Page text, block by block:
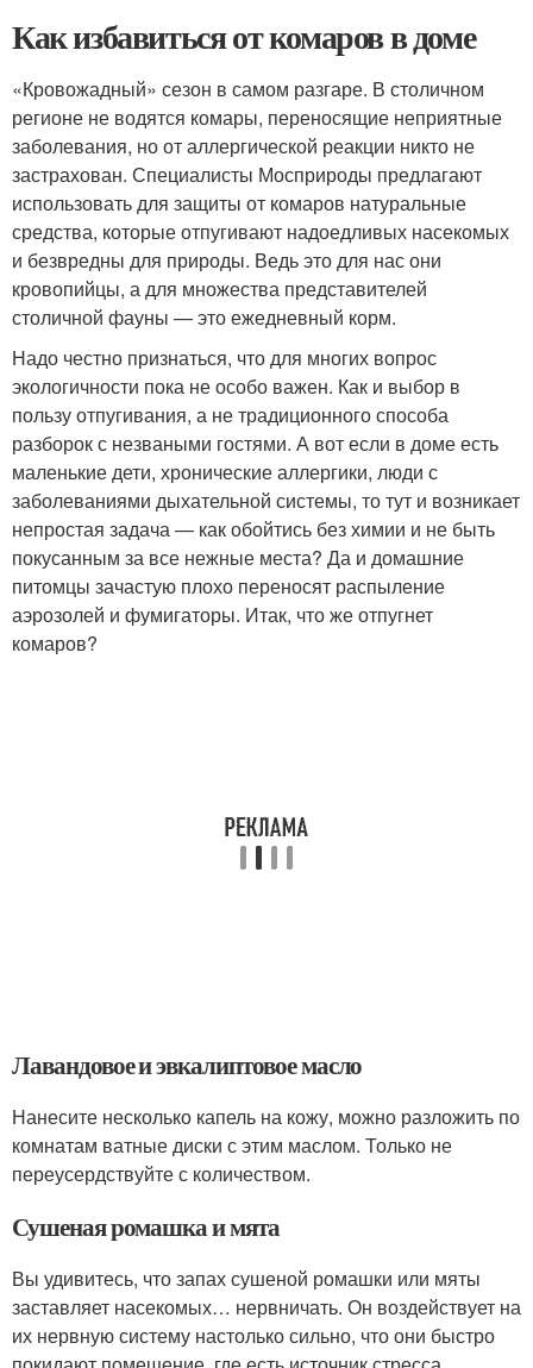
Как избавиться от комаров в доме
«Кровожадный» сезон в самом разгаре. В столичном
регионе не водятся комары, переносящие неприятные
заболевания, но от аллергической реакции никто не
застрахован. Специалисты Мосприроды предлагают
использовать для защиты от комаров натуральные
средства, которые отпугивают надоедливых насекомых
и безвредны для природы. Ведь это для нас они
кровопийцы, а для множества представителей
столичной фауны — это ежедневный корм.
Надо честно признаться, что для многих вопрос
экологичности пока не особо важен. Как и выбор в
пользу отпугивания, а не традиционного способа
разборок с незваными гостями. А вот если в доме есть
маленькие дети, хронические аллергики, люди с
заболеваниями дыхательной системы, то тут и возникает
непростая задача — как обойтись без химии и не быть
покусанным за все нежные места? Да и домашние
питомцы зачастую плохо переносят распыление
аэрозолей и фумигаторы. Итак, что же отпугнет
комаров?
Лавандовое и эвкалиптовое масло
Нанесите несколько капель на кожу, можно разложить по
комнатам ватные диски с этим маслом. Только не
переусердствуйте с количеством.
Сушеная ромашка и мята
Вы удивитесь, что запах сушеной ромашки или мяты
заставляет насекомых… нервничать. Он воздействует на
их нервную систему настолько сильно, что они быстро